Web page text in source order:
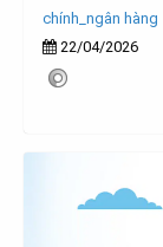
chính_ngân hàng
22/04/2026